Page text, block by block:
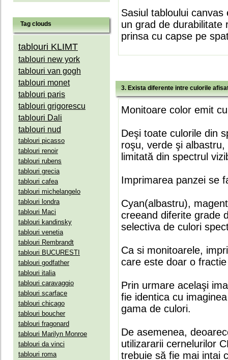
Tag clouds
tablouri KLIMT
tablouri new york
tablouri van gogh
tablouri monet
tablouri paris
tablouri grigorescu
tablouri Dali
tablouri nud
tablouri picasso
tablouri renoir
tablouri rubens
tablouri grecia
tablouri cafea
tablouri michelangelo
tablouri londra
tablouri Maci
tablouri kandinsky
tablouri venetia
tablouri Rembrandt
tablouri BUCURESTI
tablouri godfather
tablouri italia
tablouri caravaggio
tablouri scarface
tablouri chicago
tablouri boucher
tablouri fragonard
tablouri Marilyn Monroe
tablouri da vinci
tablouri roma
Sasiul tabloului
un grad de durabilitate
prinsa cu capse pe
3. Exista diferente intre culorile
Monitoare color emit
Deşi toate culorile din
roşu, verde şi
limitată din spectrul
Imprimarea panzei se
Cyan(albastru),
creeand diferite grade
selectiva de culori
Ca si monitoarele,
care este doar o
Prin urmare acelaşi
fie identica cu
gama de culori.
De asemenea,
utilizararii cernelurilor
trebuie să fie mai intai